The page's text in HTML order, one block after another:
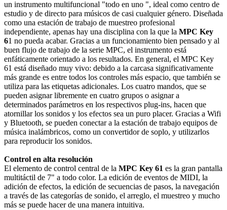
un instrumento multifuncional "todo en uno ", ideal como centro de
estudio y de directo para músicos de casi cualquier género. Diseñada
como una estación de trabajo de muestreo profesional
independiente, apenas hay una disciplina con la que la MPC Key
61 no pueda acabar. Gracias a un funcionamiento bien pensado y al
buen flujo de trabajo de la serie MPC, el instrumento está
enfáticamente orientado a los resultados. En general, el MPC Key
61 está diseñado muy vivo: debido a la carcasa significativamente
más grande es entre todos los controles más espacio, que también se
utiliza para las etiquetas adicionales. Los cuatro mandos, que se
pueden asignar libremente en cuatro grupos o asignar a
determinados parámetros en los respectivos plug-ins, hacen que
atornillar los sonidos y los efectos sea un puro placer. Gracias a Wifi
y Bluetooth, se pueden conectar a la estación de trabajo equipos de
música inalámbricos, como un convertidor de soplo, y utilizarlos
para reproducir los sonidos.
Control en alta resolución
El elemento de control central de la MPC Key 61 es la gran pantalla
multitáctil de 7" a todo color. La edición de eventos de MIDI, la
adición de efectos, la edición de secuencias de pasos, la navegación
a través de las categorías de sonido, el arreglo, el muestreo y mucho
más se puede hacer de una manera intuitiva.